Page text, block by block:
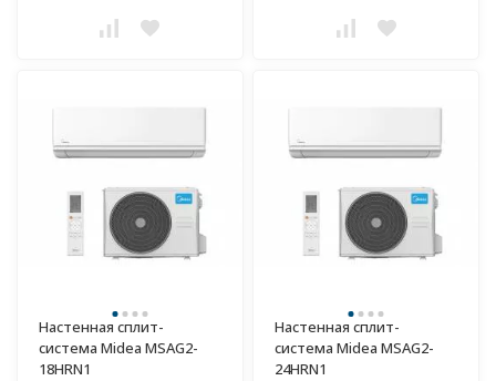
Настенная сплит-
система Midea MSAG2-
18HRN1
Настенная сплит-
система Midea MSAG2-
24HRN1